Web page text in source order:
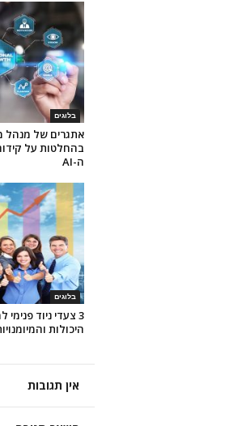
בלוגים
אתגרים של מנהל
בהחלטות על
ה-AI
בלוגים
3 צעדי ניוד
היכולות
אין תגובות